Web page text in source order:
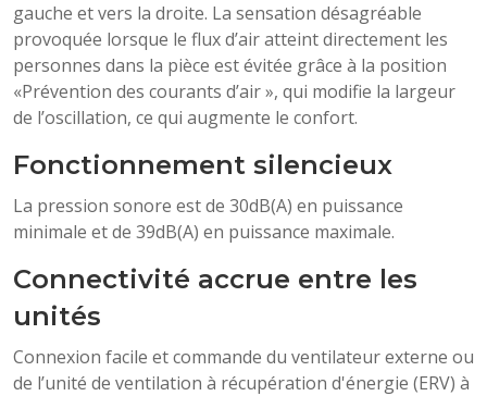
gauche et vers la droite. La sensation désagréable
provoquée lorsque le flux d’air atteint directement les
personnes dans la pièce est évitée grâce à la position
«Prévention des courants d’air », qui modifie la largeur
de l’oscillation, ce qui augmente le confort.
Fonctionnement silencieux
La pression sonore est de 30dB(A) en puissance
minimale et de 39dB(A) en puissance maximale.
Connectivité accrue entre les
unités
Connexion facile et commande du ventilateur externe ou
de l’unité de ventilation à récupération d'énergie (ERV) à